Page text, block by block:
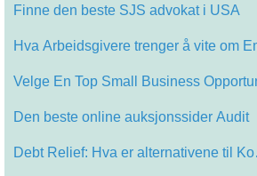
Finne den beste SJS advokat i USA
Hva Arbeidsgivere trenger å vite om
Velge En Top Small Business
Den beste online auksjonssider Audit
Debt Relief: Hva er alternativene til